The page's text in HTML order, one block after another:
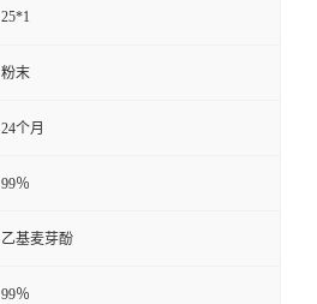
25*1
粉末
24个月
99％
乙基麦芽酚
99％